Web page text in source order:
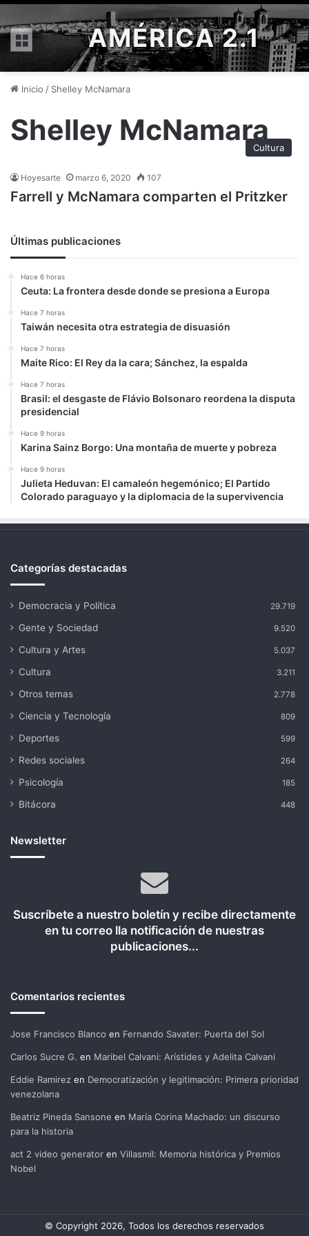
Menú AMÉRICA 2.1
Inicio / Shelley McNamara
Shelley McNamara
Cultura
Hoyesarte marzo 6, 2020 107
Farrell y McNamara comparten el Pritzker
Últimas publicaciones
Hace 6 horas
Ceuta: La frontera desde donde se presiona a Europa
Hace 7 horas
Taiwán necesita otra estrategia de disuasión
Hace 7 horas
Maite Rico: El Rey da la cara; Sánchez, la espalda
Hace 7 horas
Brasil: el desgaste de Flávio Bolsonaro reordena la disputa
presidencial
Hace 9 horas
Karina Sainz Borgo: Una montaña de muerte y pobreza
Hace 9 horas
Julieta Heduvan: El camaleón hegemónico; El Partido
Colorado paraguayo y la diplomacia de la supervivencia
Categorías destacadas
Democracia y Política 29.719
Gente y Sociedad 9.520
Cultura y Artes 5.037
Cultura 3.211
Otros temas 2.778
Ciencia y Tecnología 809
Deportes 599
Redes sociales 264
Psicología 185
Bitácora 448
Newsletter
Suscríbete a nuestro boletín y recibe directamente
en tu correo lla notificación de nuestras
publicaciones...
Comentarios recientes
Jose Francisco Blanco en Fernando Savater: Puerta del Sol
Carlos Sucre G. en Maribel Calvani: Arístides y Adelita Calvani
Eddie Ramirez en Democratización y legitimación: Primera prioridad
venezolana
Beatriz Pineda Sansone en María Corina Machado: un discurso
para la historia
act 2 video generator en Villasmil: Memoria histórica y Premios
Nobel
© Copyright 2026, Todos los derechos reservados